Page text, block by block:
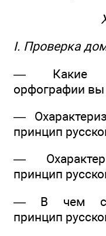
I. Проверка
— Какие
орфографии вы
—
принцип
—
принцип
— В чем
принцип